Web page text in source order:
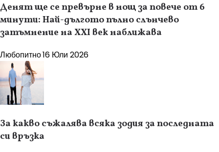
Денят ще се превърне в нощ за повече от 6
минути: Най-дългото пълно слънчево
затъмнение на XXI век наближава
Любопитно16 Юли 2026
За какво съжалява всяка зодия за последната
си връзка